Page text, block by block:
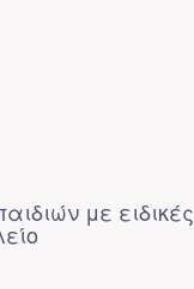
με ειδικές